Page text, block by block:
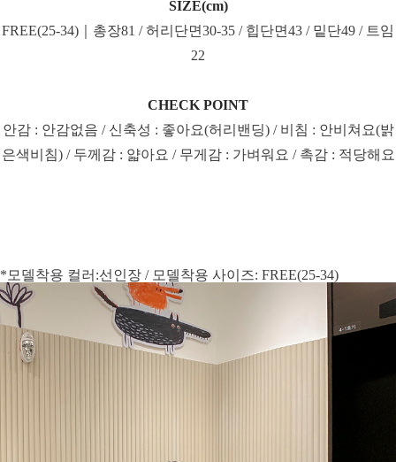
SIZE(cm)
FREE(25-34)｜총장81 / 허리단면30-35 / 힙단면43 / 밑단49 / 트임
22
CHECK POINT
안감 : 안감없음 / 신축성 : 좋아요(허리밴딩) / 비침 : 안비쳐요(밝
은색비침) / 두께감 : 얇아요 / 무게감 : 가벼워요 / 촉감 : 적당해요
*모델착용 컬러:선인장 / 모델착용 사이즈: FREE(25-34)